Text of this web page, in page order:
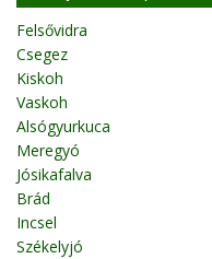
Felsővidra
Csegez
Kiskoh
Vaskoh
Alsógyurkuca
Meregyó
Jósikafalva
Brád
Incsel
Székelyjó